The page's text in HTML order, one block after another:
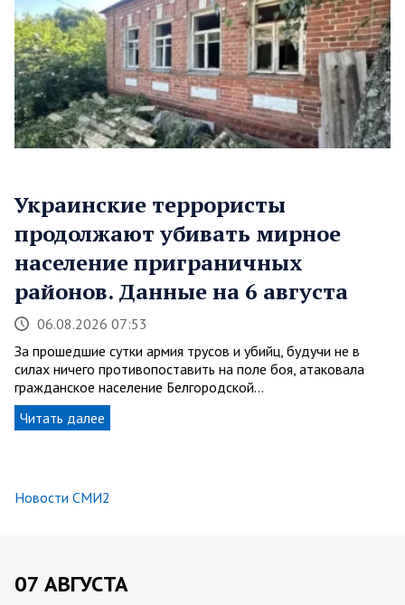
Украинские террористы
продолжают убивать мирное
население приграничных
районов. Данные на 6 августа
06.08.2026 07:53
За прошедшие сутки армия трусов и убийц, будучи не в
силах ничего противопоставить на поле боя, атаковала
гражданское население Белгородской…
Читать далее
Новости СМИ2
07 АВГУСТА